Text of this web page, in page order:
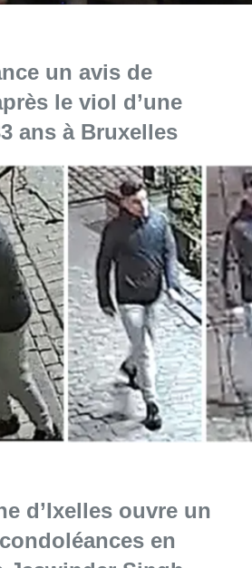
l'article "La police lance un avis
d’Ixelles ouvre un
en
Jaswinder Singh,
tué lors d’un